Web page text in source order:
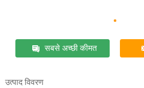
सबसे अच्छी कीमत
उत्पाद विवरण